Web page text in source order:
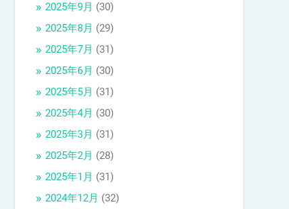
2025年9月 (30)
2025年8月 (29)
2025年7月 (31)
2025年6月 (30)
2025年5月 (31)
2025年4月 (30)
2025年3月 (31)
2025年2月 (28)
2025年1月 (31)
2024年12月 (32)